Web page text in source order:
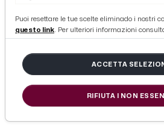
Pordenone, la voce
vigilia del match
''Dacia Arena''
di Redazione Picenotime
Puoi resettare le tue scelte eliminado i nostri
questo link. Per ulteriori informazioni
ACCETTA
RIFIUTA I NON